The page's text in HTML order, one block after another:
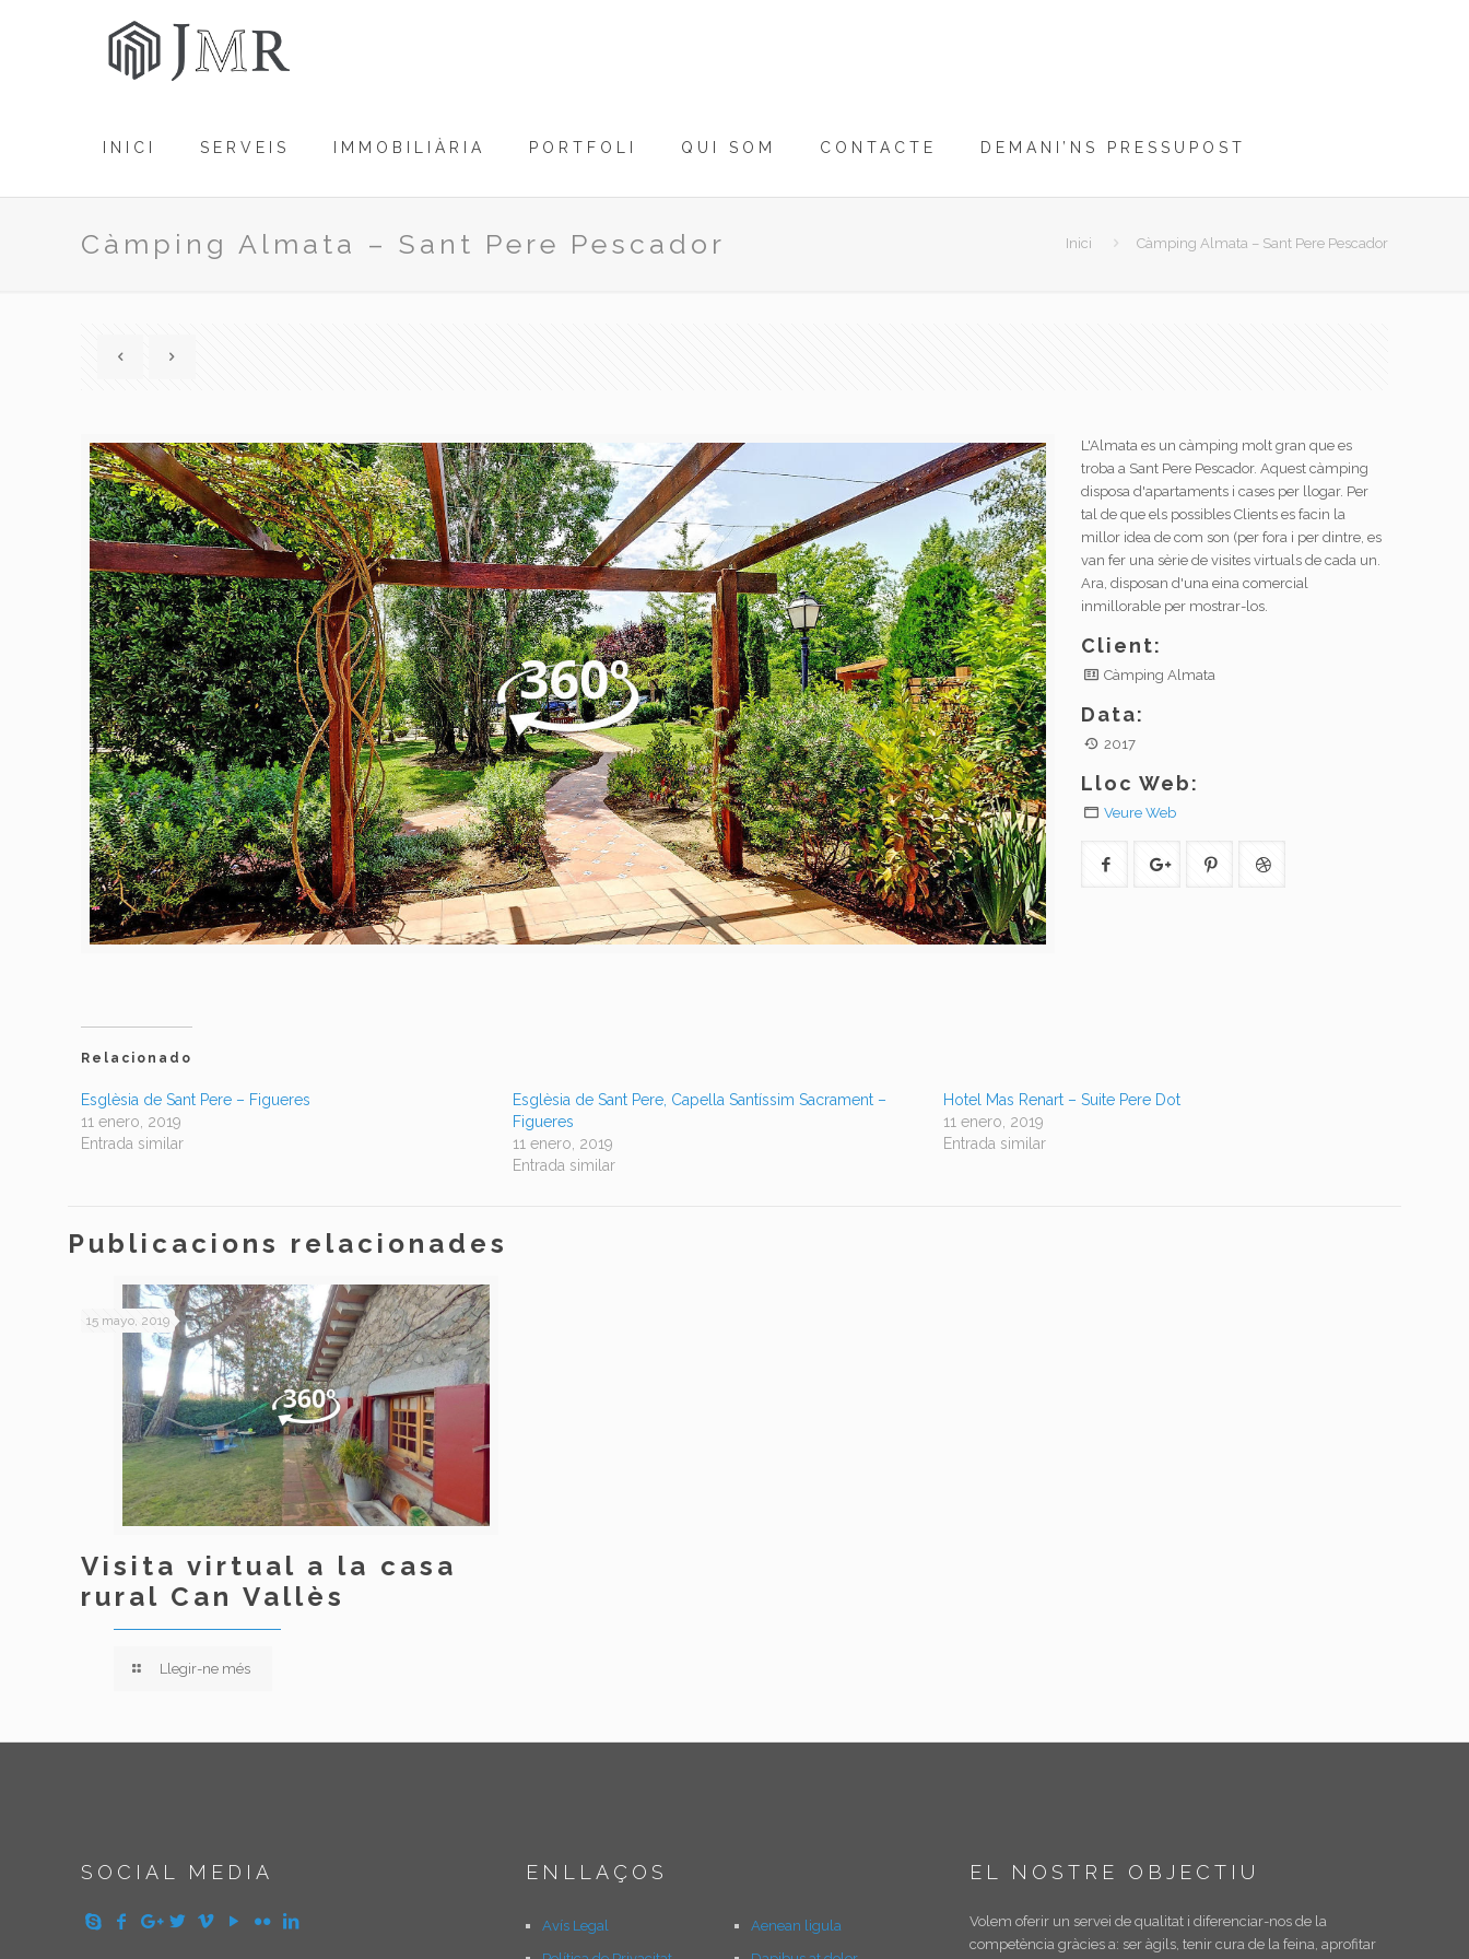
INICI SERVEIS IMMOBILIÀRIA PORTFOLI QUI SOM CONTACTE DEMANI’NS PRESSUPOST
Càmping Almata – Sant Pere Pescador Inici Càmping Almata – Sant Pere Pescador
L'Almata es un càmping molt gran que es
troba a Sant Pere Pescador. Aquest càmping
disposa d'apartaments i cases per llogar. Per
tal de que els possibles Clients es facin la
millor idea de com son (per fora i per dintre, es
van fer una sèrie de visites virtuals de cada un.
Ara, disposan d'una eina comercial
inmillorable per mostrar-los.
Client:
Càmping Almata
Data:
2017
Lloc Web:
Veure Web
Relacionado
Esglèsia de Sant Pere – Figueres
11 enero, 2019
Entrada similar
Esglèsia de Sant Pere, Capella Santíssim Sacrament –
Figueres
11 enero, 2019
Entrada similar
Hotel Mas Renart – Suite Pere Dot
11 enero, 2019
Entrada similar
Publicacions relacionades
15 mayo, 2019
Visita virtual a la casa
rural Can Vallès
Llegir-ne més
SOCIAL MEDIA ENLLAÇOS
Avís Legal
Aenean ligula
EL NOSTRE OBJECTIU
Volem oferir un servei de qualitat i diferenciar-nos de la
competència gràcies a: ser àgils, tenir cura de la feina, aprofitar